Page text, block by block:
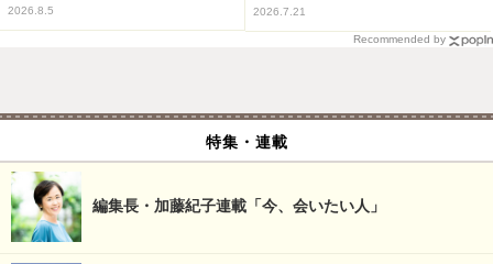
2026.8.5 2026.7.21
Recommended by
特集・連載
編集長・加藤紀子連載「今、会いたい人」